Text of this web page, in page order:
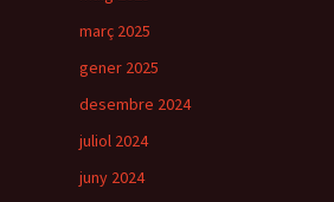
març 2025
gener 2025
desembre 2024
juliol 2024
juny 2024